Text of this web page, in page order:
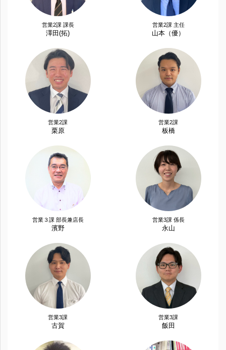
営業2課 課長
澤田(拓)
営業2課 主任
山本（優）
営業2課
栗原
営業2課
板橋
営業３課 部長兼店長
濱野
営業3課 係長
永山
営業3課
古賀
営業3課
飯田